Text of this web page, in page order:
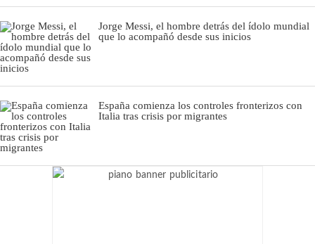
Jorge Messi, el hombre detrás del ídolo mundial
que lo acompañó desde sus inicios
España comienza los controles fronterizos con
Italia tras crisis por migrantes